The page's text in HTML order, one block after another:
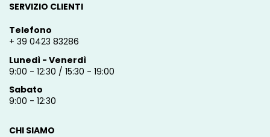
SERVIZIO CLIENTI
Telefono
+ 39 0423 83286
Lunedì - Venerdì
9:00 - 12:30 / 15:30 - 19:00
Sabato
9:00 - 12:30
CHI SIAMO